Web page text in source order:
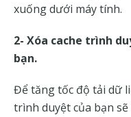
xuống dưới máy tính.
2- Xóa cache trình
bạn.
Để tăng tốc độ tải dữ
trình duyệt của bạn